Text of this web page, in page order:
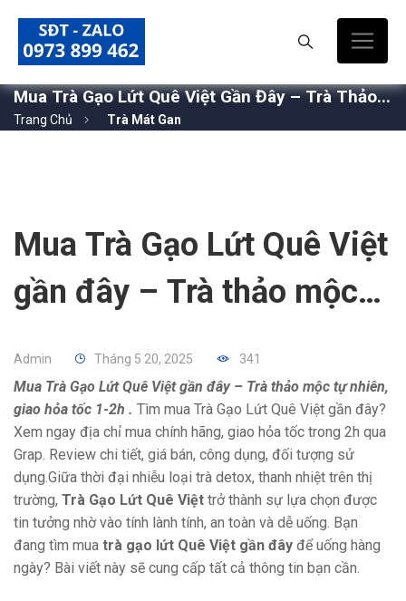
Mua Trà Gạo Lứt Quê Việt Gần Đây – Trà Thảo...
Trang Chủ Trà Mát Gan
Mua Trà Gạo Lứt Quê Việt
gần đây – Trà thảo mộc
2h
Admin Tháng 5 20, 2025 341
Mua Trà Gạo Lứt Quê Việt gần đây – Trà thảo mộc tự nhiên,
giao hỏa tốc 1-2h . Tìm mua Trà Gạo Lứt Quê Việt gần đây?
Xem ngay địa chỉ mua chính hãng, giao hỏa tốc trong 2h qua
Grap. Review chi tiết, giá bán, công dụng, đối tượng sử
dụng.Giữa thời đại nhiễu loại trà detox, thanh nhiệt trên thị
trường, Trà Gạo Lứt Quê Việt trở thành sự lựa chọn được
tin tưởng nhờ vào tính lành tính, an toàn và dễ uống. Bạn
đang tìm mua trà gạo lứt Quê Việt gần đây để uống hàng
ngày? Bài viết này sẽ cung cấp tất cả thông tin bạn cần.